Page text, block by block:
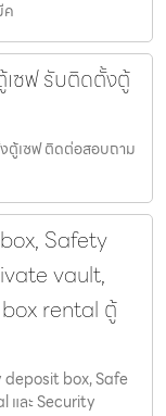
ค
เซฟ รับติดตั้งตู้
ตู้เซฟ ติดต่อสอบถาม
Safety
vault,
rental ตู้
deposit box, Safe
และ Security